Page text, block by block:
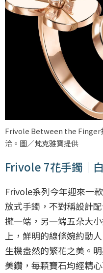
Frivole Between the Finger
洽。圖／梵克雅寶提供
Frivole 7花手鐲｜
Frivole系列今年迎來一
放式手鐲，不對稱設計
攏一端，另一端五朵大
上，鮮明的線條婉約動
生機盎然的繁花之美。
美鑽，每顆寶石均經精